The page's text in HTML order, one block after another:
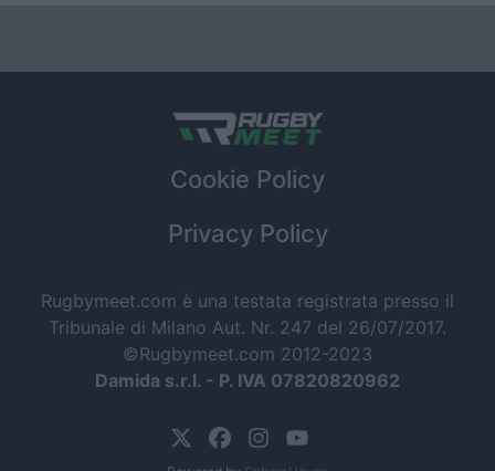
Cookie Policy
Privacy Policy
Rugbymeet.com è una testata registrata presso il
Tribunale di Milano Aut. Nr. 247 del 26/07/2017.
©Rugbymeet.com 2012-2023
Damida s.r.l. - P. IVA 07820820962